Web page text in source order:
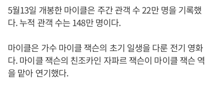
5월13일 개봉한 마이클은 주간 관객 수 22만 명을 기록했
다. 누적 관객 수는 148만 명이다.
마이클은 가수 마이클 잭슨의 초기 일생을 다룬 전기 영화
다. 마이클 잭슨의 친조카인 자파르 잭슨이 마이클 잭슨 역
을 맡아 연기했다.